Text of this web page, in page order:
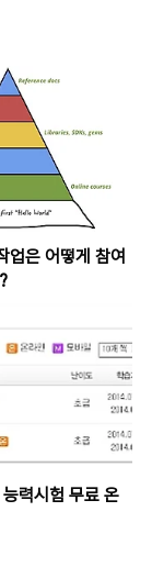
업은 어떻게 참여
력시험 무료 온